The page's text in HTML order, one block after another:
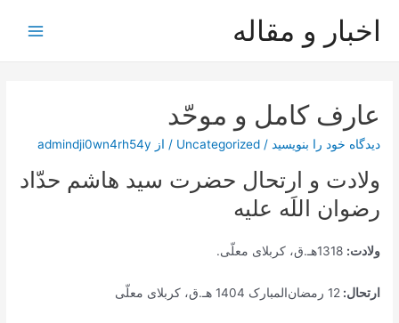
اخبار و مقاله
عارف کامل و موحّد
دیدگاه‌ خود را بنویسید /
Uncategorized / از admindji0wn4rh54y
ولادت و ارتحال حضرت سید هاشم حدّاد
رضوان اللَه علیه
ولادت: 1318هـ.ق، کربلای معلّی.
ارتحال: 12 رمضان‌المبارک 1404 هـ.ق، کربلای معلّی